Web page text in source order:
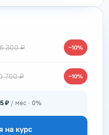
300 ₽ −10%
700 ₽ −10%
₽ / мес · 0%
на курс